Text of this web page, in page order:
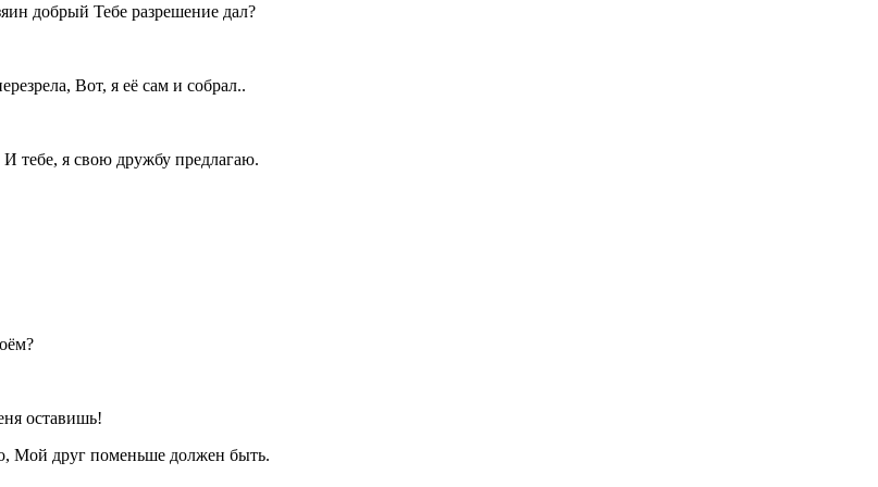
добрый Тебе разрешение дал?
Вот, я её сам и собрал..
тебе, я свою дружбу предлагаю.
оставишь!
Мой друг поменьше должен быть.